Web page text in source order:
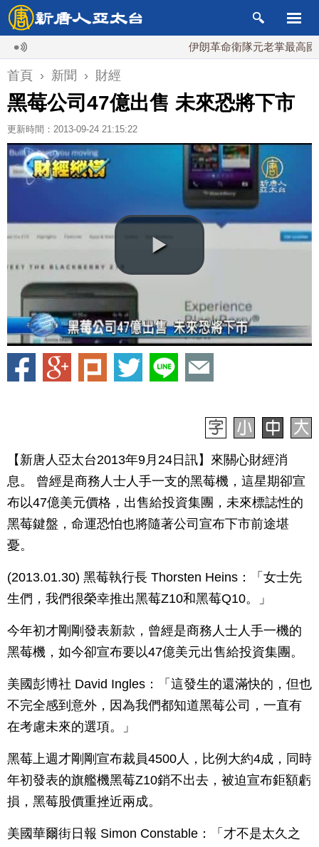
伊朗革命衛隊元老掌最高國安會
首頁 › 新聞 › 財經
黑莓公司47億出售 未來恐將下市
更新時間：2013-09-24 21:15:22
【新唐人亞太台2013年9月24日訊】來關心財經消
息。 曾經是商務人士人手一支的黑莓機，這星期卻宣
布以47億美元價格，出售給投資集團，未來標誌性的
黑莓鍵盤，命運恐怕也將隨著公司宣布下市前途堪
憂。
(2013.01.30) 黑莓執行長 Thorsten Heins：「女士先
生們，我們很榮幸推出黑莓Z10和黑莓Q10。」
今年初才剛剛發表新款，曾經是商務人士人手一機的
黑莓機，如今卻宣布要以47億美元出售給投資集團。
美國彭博社 David Ingles：「這發生的還滿快的，但也
不完全感到意外，因為我們都知道黑莓公司，一直有
在考慮未來的選項。」
黑莓上週才剛剛宣布裁員4500人，比例大約4成，同時
年初發表的旗艦機黑莓Z10銷不出去，被迫宣布鉅額虧
損，黑莓股價重挫近兩成。
美國華爾街日報 Simon Constable：「才不是太久之